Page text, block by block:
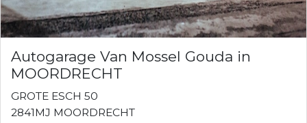
Autogarage Van Mossel Gouda in
MOORDRECHT
GROTE ESCH 50
2841MJ MOORDRECHT